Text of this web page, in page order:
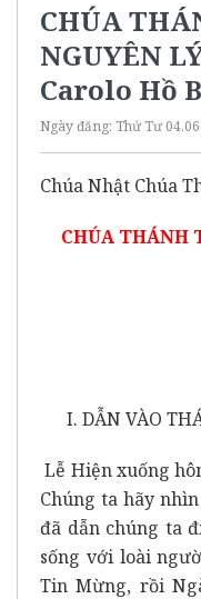
CHÚA
NGUYÊN
Carolo Hồ
Ngày đăng: Thứ Tư
Chúa Nhật Chúa
CHÚA THÁNH
I. DẪN VÀO
Lễ Hiện xuống
Chúng ta hãy
đã dẫn chúng ta
sống với loài
Tin Mừng, rồi